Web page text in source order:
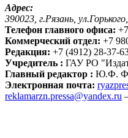
Адрес:
390023, г.Рязань,
Телефон главного офиса:
Коммерческий отдел: +7
Редакция: +7 (4912) 28-37-
Учредитель : ГАУ РО
Главный редактор : Ю.Ф.
Электронная почта:
reklamarzn.pressa@yandex.ru